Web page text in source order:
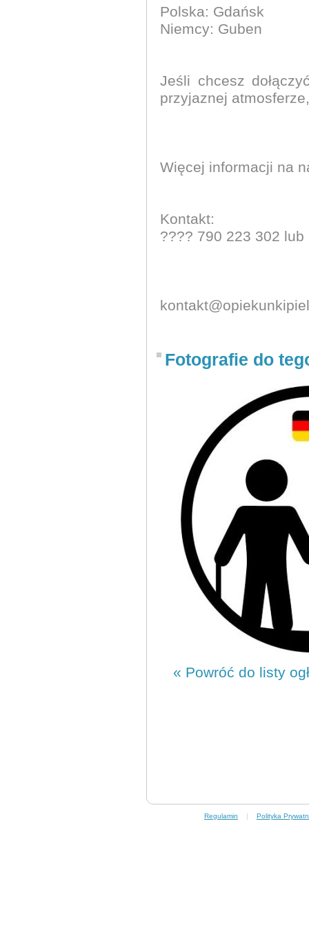
Polska: Gdańsk
Niemcy: Guben
Jeśli chcesz
przyjaznej
Więcej informacji na
Kontakt:
???? 790 223 302
Fotografie do
« Powróć do listy
Regulamin | Polityka